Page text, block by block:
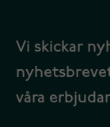
Vi skickar
våra